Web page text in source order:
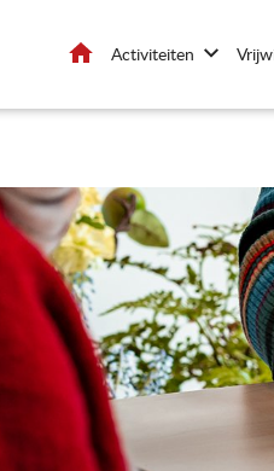
HomeActiviteiten